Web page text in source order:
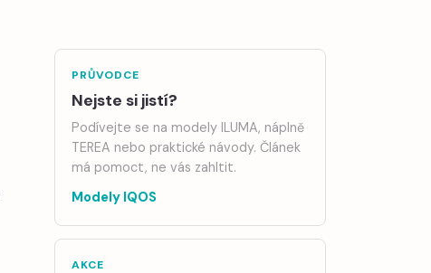
PRŮVODCE
Nejste si jistí?
Podívejte se na modely ILUMA, náplně
TEREA nebo praktické návody. Článek
má pomoct, ne vás zahltit.
Modely IQOS
AKCE